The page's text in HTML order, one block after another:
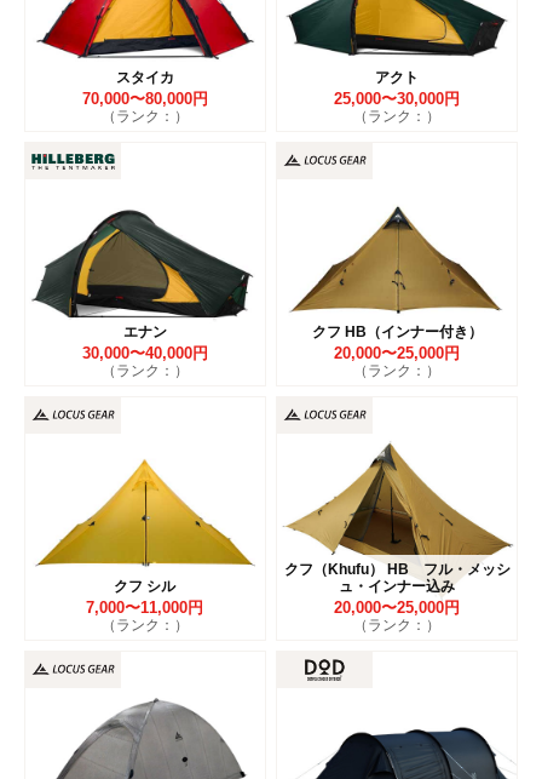
スタイカ
70,000〜80,000円
（ランク：）
アクト
25,000〜30,000円
（ランク：）
エナン
30,000〜40,000円
（ランク：）
クフ HB（インナー付き）
20,000〜25,000円
（ランク：）
クフ シル
7,000〜11,000円
（ランク：）
クフ（Khufu） HB フル・メッシ
ュ・インナー込み
20,000〜25,000円
（ランク：）